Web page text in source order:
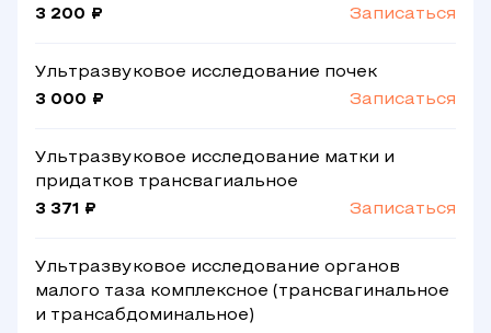
3 200 ₽
Записаться
Ультразвуковое исследование почек
3 000 ₽
Записаться
Ультразвуковое исследование матки и
придатков трансвагиальное
3 371 ₽
Записаться
Ультразвуковое исследование органов
малого таза комплексное (трансвагинальное
и трансабдоминальное)